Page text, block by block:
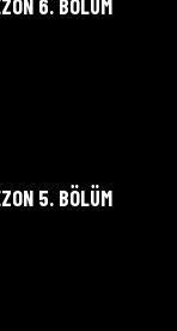
6. BÖLÜM
5. BÖLÜM